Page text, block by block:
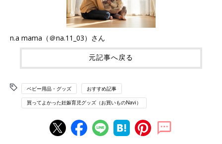
n.a mama（＠na.11_03）さん
元記事へ戻る
ベビー用品・グッズ おすすめ記事
買ってよかった妊娠育児グッズ（お買いものNavi）